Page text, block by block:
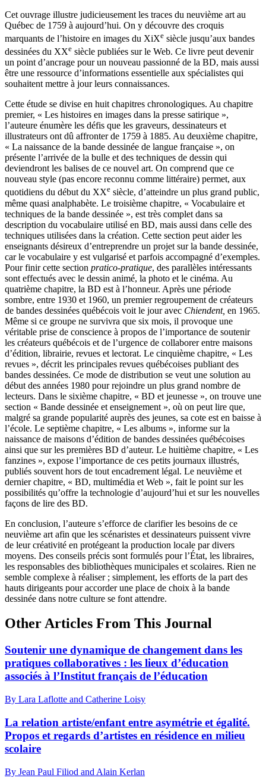
Cet ouvrage illustre judicieusement les traces du neuvième art au
Québec de 1759 à aujourd’hui. On y découvre des croquis
marquants de l’histoire en images du XiXe siècle jusqu’aux bandes
dessinées du XXe siècle publiées sur le Web. Ce livre peut devenir
un point d’ancrage pour un nouveau passionné de la BD, mais aussi
être une ressource d’informations essentielle aux spécialistes qui
souhaitent mettre à jour leurs connaissances.
Cette étude se divise en huit chapitres chronologiques. Au chapitre
premier, « Les histoires en images dans la presse satirique »,
l’auteure énumère les défis que les graveurs, dessinateurs et
illustrateurs ont dû affronter de 1759 à 1885. Au deuxième chapitre,
« La naissance de la bande dessinée de langue française », on
présente l’arrivée de la bulle et des techniques de dessin qui
deviendront les balises de ce nouvel art. On comprend que ce
nouveau style (pas encore reconnu comme littéraire) permet, aux
quotidiens du début du XXe siècle, d’atteindre un plus grand public,
même quasi analphabète. Le troisième chapitre, « Vocabulaire et
techniques de la bande dessinée », est très complet dans sa
description du vocabulaire utilisé en BD, mais aussi dans celle des
techniques utilisées dans la création. Cette section peut aider les
enseignants désireux d’entreprendre un projet sur la bande dessinée,
car le vocabulaire y est vulgarisé et parfois accompagné d’exemples.
Pour finir cette section pratico-pratique, des parallèles intéressants
sont effectués avec le dessin animé, la photo et le cinéma. Au
quatrième chapitre, la BD est à l’honneur. Après une période
sombre, entre 1930 et 1960, un premier regroupement de créateurs
de bandes dessinées québécois voit le jour avec Chiendent, en 1965.
Même si ce groupe ne survivra que six mois, il provoque une
véritable prise de conscience à propos de l’importance de soutenir
les créateurs québécois et de l’urgence de collaborer entre maisons
d’édition, librairie, revues et lectorat. Le cinquième chapitre, « Les
revues », décrit les principales revues québécoises publiant des
bandes dessinées. Ce mode de distribution se veut une solution au
début des années 1980 pour rejoindre un plus grand nombre de
lecteurs. Dans le sixième chapitre, « BD et jeunesse », on trouve une
section « Bande dessinée et enseignement », où on peut lire que,
malgré sa grande popularité auprès des jeunes, sa cote est en baisse à
l’école. Le septième chapitre, « Les albums », informe sur la
naissance de maisons d’édition de bandes dessinées québécoises
ainsi que sur les premières BD d’auteur. Le huitième chapitre, « Les
fanzines », expose l’importance de ces petits journaux illustrés,
publiés souvent hors de tout encadrement légal. Le neuvième et
dernier chapitre, « BD, multimédia et Web », fait le point sur les
possibilités qu’offre la technologie d’aujourd’hui et sur les nouvelles
façons de lire des BD.
En conclusion, l’auteure s’efforce de clarifier les besoins de ce
neuvième art afin que les scénaristes et dessinateurs puissent vivre
de leur créativité en protégeant la production locale par divers
moyens. Des conseils précis sont formulés pour l’État, les libraires,
les responsables des bibliothèques municipales et scolaires. Rien ne
semble complexe à réaliser ; simplement, les efforts de la part des
hauts dirigeants pour accorder une place de choix à la bande
dessinée dans notre culture se font attendre.
Other Articles From This Journal
Soutenir une dynamique de changement dans les
pratiques collaboratives : les lieux d’éducation
associés à l’Institut français de l’éducation
By Lara Laflotte and Catherine Loisy
La relation artiste/enfant entre asymétrie et égalité.
Propos et regards d’artistes en résidence en milieu
scolaire
By Jean Paul Filiod and Alain Kerlan